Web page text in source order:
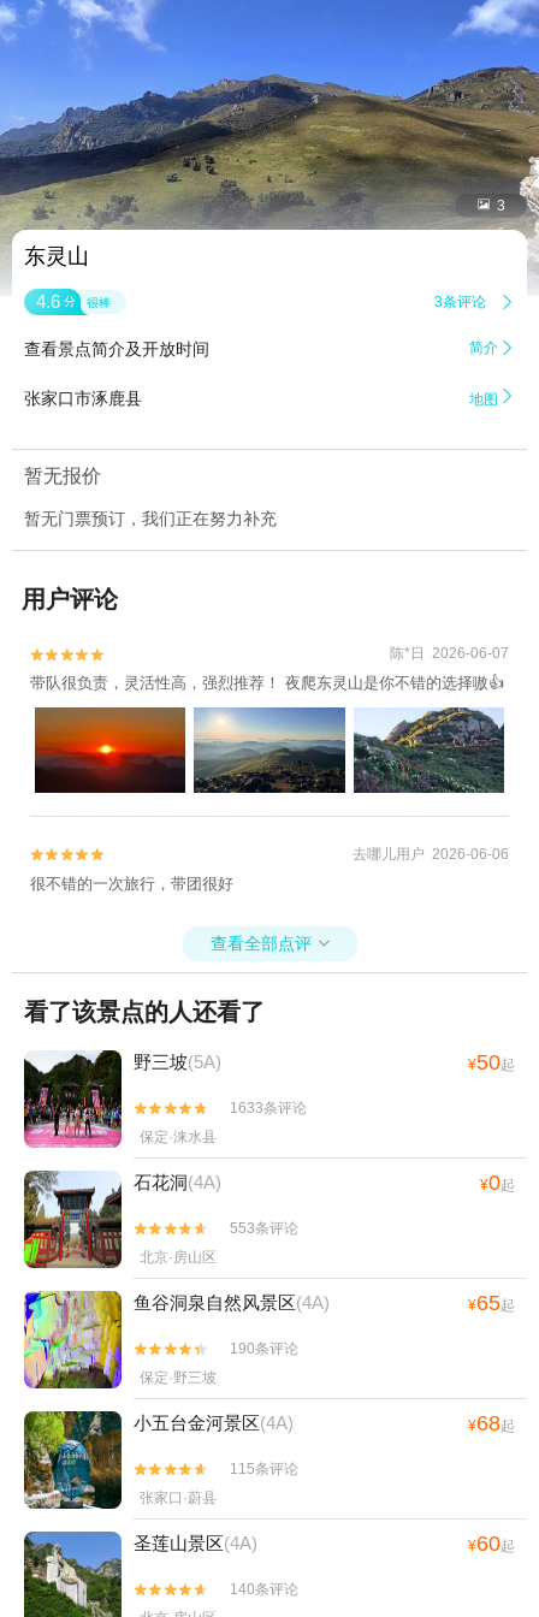
 3
东灵山
4.6 分 很棒 3条评论 
查看景点简介及开放时间 简介 
张家口市涿鹿县 地图 
暂无报价
暂无门票预订，我们正在努力补充
用户评论

 陈*日 2026-06-07
带队很负责，灵活性高，强烈推荐！ 夜爬东灵山是你不错的选择嗷👍

 去哪儿用户 2026-06-06
很不错的一次旅行，带团很好
查看全部点评 
看了该景点的人还看了
野三坡(5A) ¥50起


1633条评论
保定·涞水县
石花洞(4A) ¥0起


553条评论
北京·房山区
鱼谷洞泉自然风景区(4A) ¥65起


190条评论
保定·野三坡
小五台金河景区(4A) ¥68起


115条评论
张家口·蔚县
圣莲山景区(4A) ¥60起


140条评论
